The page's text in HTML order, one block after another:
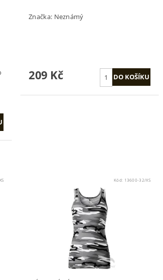
Značka: Neznámý
209 Kč
Kód: 13600-32/XS